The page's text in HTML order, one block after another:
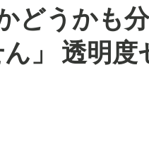
どうかも
」 透明度